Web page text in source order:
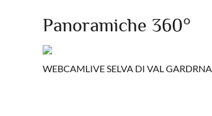
Panoramiche 360°
WEBCAMLIVE SELVA DI VAL GARDRNA